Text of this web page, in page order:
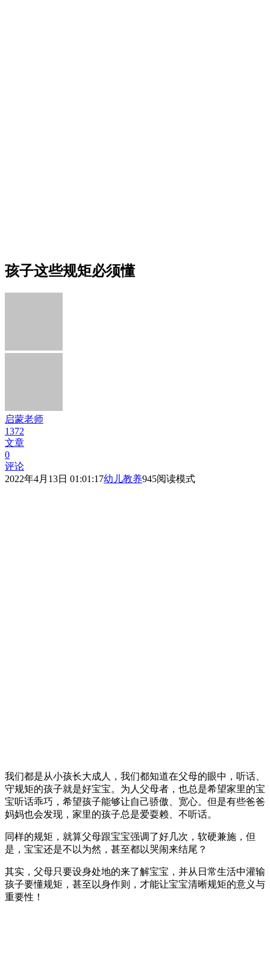
孩子这些规矩必须懂
启蒙老师
1372
文章
0
评论
2022年4月13日 01:01:17幼儿教养945阅读模式
我们都是从小孩长大成人，我们都知道在父母的眼中，听话、
守规矩的孩子就是好宝宝。为人父母者，也总是希望家里的宝
宝听话乖巧，希望孩子能够让自己骄傲、宽心。但是有些爸爸
妈妈也会发现，家里的孩子总是爱耍赖、不听话。
同样的规矩，就算父母跟宝宝强调了好几次，软硬兼施，但
是，宝宝还是不以为然，甚至都以哭闹来结尾？
其实，父母只要设身处地的来了解宝宝，并从日常生活中灌输
孩子要懂规矩，甚至以身作则，才能让宝宝清晰规矩的意义与
重要性！